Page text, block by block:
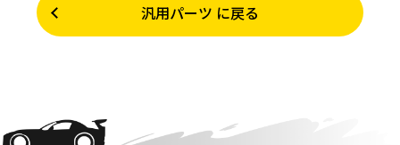
汎用パーツ に戻る